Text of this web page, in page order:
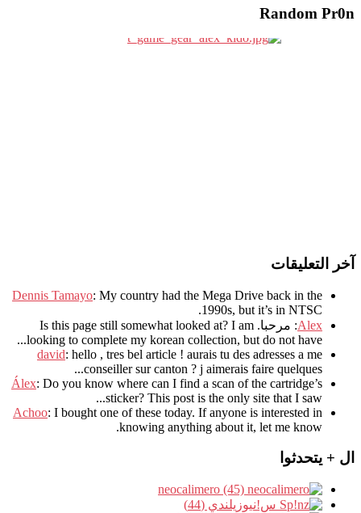
Random Pr0n
آخر التعليقات
Dennis Tamayo: My country had the Mega Drive back in the
1990s, but it’s in NTSC
.
Alex: مرحبا. Is this page still somewhat looked at? I am
looking to complete my korean collection, but do not have..
.
david: hello , tres bel article ! aurais tu des adresses a me
conseiller sur canton ? j aimerais faire quelques..
.
Álex: Do you know where can I find a scan of the cartridge’s
sticker? This post is the only site that I saw...
Achoo: I bought one of these today. If anyone is interested in
knowing anything about it, let me know.
ال + يتحدثوا
س!نيوزيلندي (44)